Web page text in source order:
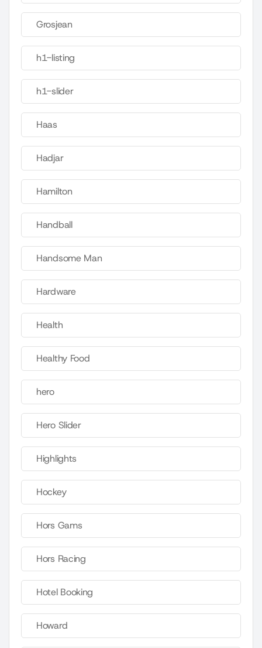
Grosjean
h1-listing
h1-slider
Haas
Hadjar
Hamilton
Handball
Handsome Man
Hardware
Health
Healthy Food
hero
Hero Slider
Highlights
Hockey
Hors Gams
Hors Racing
Hotel Booking
Howard